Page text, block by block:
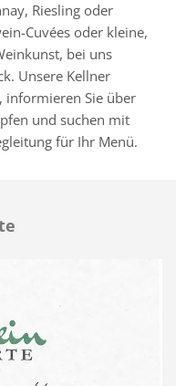
Riesling oder
Cuvées oder kleine,
bei uns
Unsere Kellner
informieren Sie über
und suchen mit
für Ihr Menü.